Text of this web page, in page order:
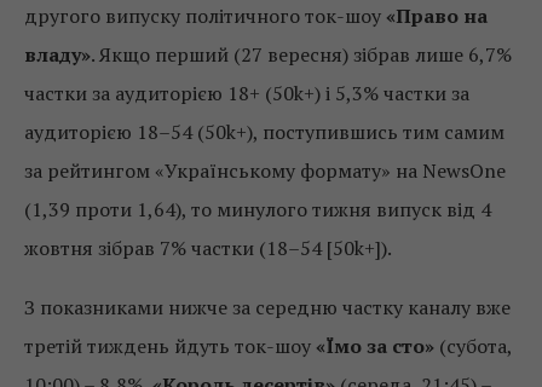
другого випуску політичного ток-шоу «Право на
владу». Якщо перший (27 вересня) зібрав лише 6,7%
частки за аудиторією 18+ (50k+) і 5,3% частки за
аудиторією 18–54 (50k+), поступившись тим самим
за рейтингом «Українському формату» на NewsOne
(1,39 проти 1,64), то минулого тижня випуск від 4
жовтня зібрав 7% частки (18–54 [50k+]).
З показниками нижче за середню частку каналу вже
третій тиждень йдуть ток-шоу «Їмо за сто» (субота,